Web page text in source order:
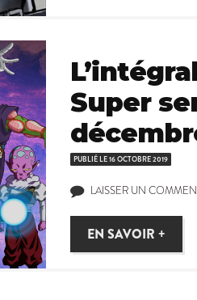
Super
PUBLIÉ LE16 OCTOBRE 2019
LAISSER UN
EN SAVOIR +